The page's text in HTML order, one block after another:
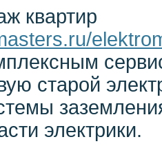
квартир
старой
электрики.